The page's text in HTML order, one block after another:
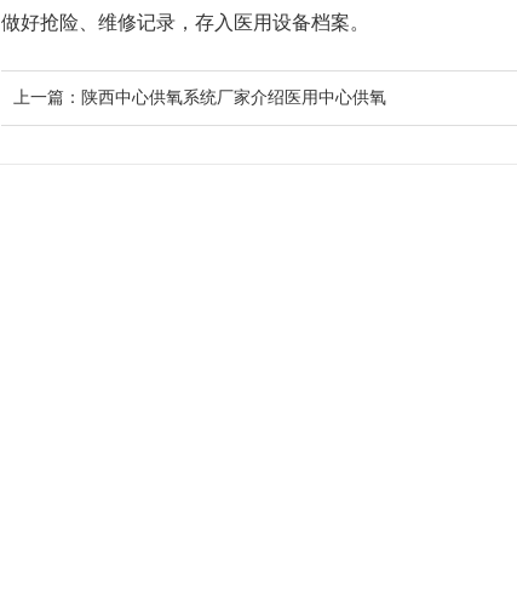
做好抢险、维修记录，存入医用设备档案。
上一篇： 陕西中心供氧系统厂家介绍医用中心供氧